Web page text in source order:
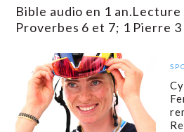
Bible audio en 1 an.Lecture
Proverbes 6 et 7; 1 Pierre